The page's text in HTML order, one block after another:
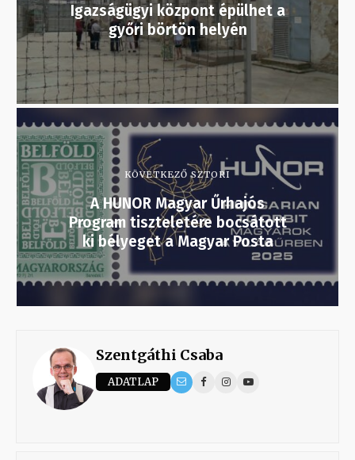
Igazságügyi központ épülhet a
győri börtön helyén
KÖVETKEZŐ SZTORI
A HUNOR Magyar Űrhajós
Program tiszteletére bocsátott
ki bélyeget a Magyar Posta
Szentgáthi Csaba
ADATLAP